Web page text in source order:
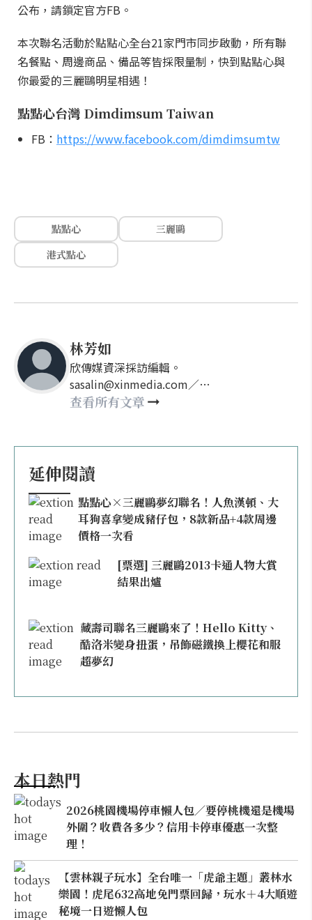
公布，請鎖定官方FB。
本次聯名活動於點點心全台21家門市同步啟動，所有聯
名餐點、周邊商品、備品等皆採限量制，快到點點心與
你最愛的三麗鷗明星相遇！
點點心台灣 Dimdimsum Taiwan
FB： https://www.facebook.com/dimdimsumtw
點點心
三麗鷗
港式點心
林芳如
欣傳媒資深採訪編輯。
sasalin@xinmedia.com／
happy21917@gmail.com
查看所有文章
延伸閱讀
點點心×三麗鷗夢幻聯名！人魚漢頓、大
耳狗喜拿變成豬仔包，8款新品+4款周邊
價格一次看
[票選] 三麗鷗2013卡通人物大賞
結果出爐
藏壽司聯名三麗鷗來了！Hello Kitty、
酷洛米變身扭蛋，吊飾磁鐵換上櫻花和服
超夢幻
本日熱門
2026桃園機場停車懶人包／要停桃機還是機場
外圍？收費各多少？信用卡停車優惠一次整
理！
【雲林親子玩水】全台唯一「虎爺主題」叢林水
樂園！虎尾632高地免門票回歸，玩水＋4大順遊
秘境一日遊懶人包